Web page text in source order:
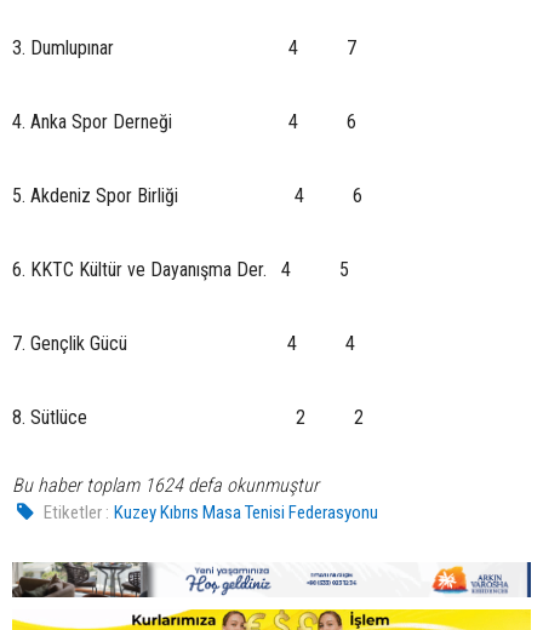
3. Dumlupınar 4 7
4. Anka Spor Derneği 4 6
5. Akdeniz Spor Birliği 4 6
6. KKTC Kültür ve Dayanışma Der. 4 5
7. Gençlik Gücü 4 4
8. Sütlüce 2 2
Bu haber toplam 1624 defa okunmuştur
Etiketler : Kuzey Kıbrıs Masa Tenisi Federasyonu